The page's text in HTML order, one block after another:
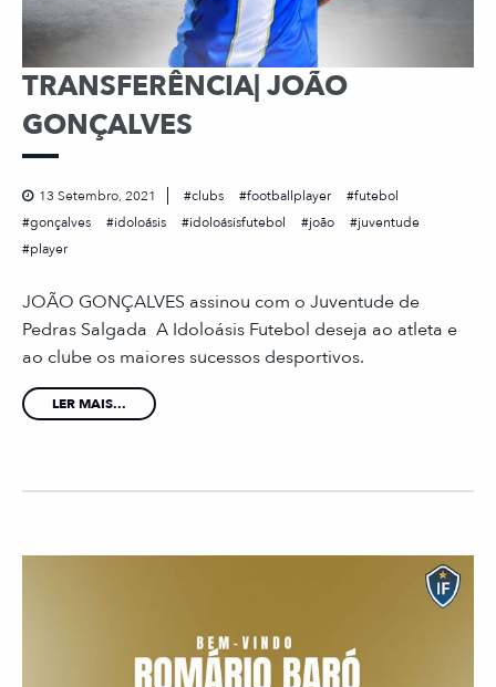
TRANSFERÊNCIA| JOÃO
GONÇALVES
13 Setembro, 2021 clubs footballplayer
futebol
gonçalves
idoloásis idoloásisfutebol joão
juventude
player
JOÃO GONÇALVES assinou com o Juventude de
Pedras Salgada A Idoloásis Futebol deseja ao atleta e
ao clube os maiores sucessos desportivos.
LER MAIS...